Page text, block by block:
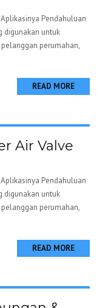
Pendahuluan
digunakan untuk
perumahan,
READ MORE
Air Valve
Pendahuluan
digunakan untuk
perumahan,
READ MORE